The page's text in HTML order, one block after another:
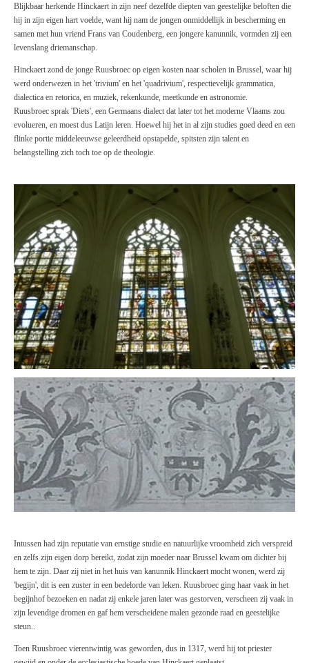
Blijkbaar herkende Hinckaert in zijn neef dezelfde diepten van geestelijke beloften die
hij in zijn eigen hart voelde, want hij nam de jongen onmiddellijk in bescherming en
samen met hun vriend Frans van Coudenberg, een jongere kanunnik, vormden zij een
levenslang driemanschap.
Hinckaert zond de jonge Ruusbroec op eigen kosten naar scholen in Brussel, waar hij
werd onderwezen in het 'trivium' en het 'quadrivium', respectievelijk grammatica,
dialectica en retorica, en muziek, rekenkunde, meetkunde en astronomie.
Ruusbroec sprak 'Diets', een Germaans dialect dat later tot het moderne Vlaams zou
evolueren, en moest dus Latijn leren. Hoewel hij het in al zijn studies goed deed en een
flinke portie middeleeuwse geleerdheid opstapelde, spitsten zijn talent en
belangstelling zich toch toe op de theologie.
Intussen had zijn reputatie van ernstige studie en natuurlijke vroomheid zich verspreid
en zelfs zijn eigen dorp bereikt, zodat zijn moeder naar Brussel kwam om dichter bij
hem te zijn. Daar zij niet in het huis van kanunnik Hinckaert mocht wonen, werd zij
'begijn', dit is een zuster in een bedelorde van leken. Ruusbroec ging haar vaak in het
begijnhof bezoeken en nadat zij enkele jaren later was gestorven, verscheen zij vaak in
zijn levendige dromen en gaf hem verscheidene malen gezonde raad en geestelijke
steun..
Toen Ruusbroec vierentwintig was geworden, dus in 1317, werd hij tot priester